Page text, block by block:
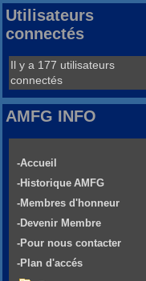
Utilisateurs
connectés
Il y a 177 utilisateurs
connectés
AMFG INFO
-Accueil
-Historique AMFG
-Membres d'honneur
-Devenir Membre
-Pour nous contacter
-Plan d'accés